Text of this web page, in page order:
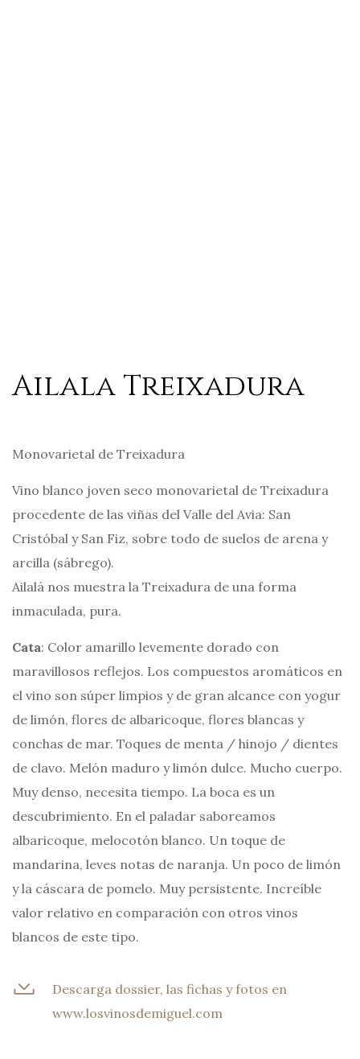
Ailala Treixadura
Monovarietal de Treixadura
Vino blanco joven seco monovarietal de Treixadura
procedente de las viñas del Valle del Avia: San
Cristóbal y San Fiz, sobre todo de suelos de arena y
arcilla (sábrego).
Ailalá nos muestra la Treixadura de una forma
inmaculada, pura.
Cata: Color amarillo levemente dorado con
maravillosos reflejos. Los compuestos aromáticos en
el vino son súper limpios y de gran alcance con yogur
de limón, flores de albaricoque, flores blancas y
conchas de mar. Toques de menta / hinojo / dientes
de clavo. Melón maduro y limón dulce. Mucho cuerpo.
Muy denso, necesita tiempo. La boca es un
descubrimiento. En el paladar saboreamos
albaricoque, melocotón blanco. Un toque de
mandarina, leves notas de naranja. Un poco de limón
y la cáscara de pomelo. Muy persistente. Increíble
valor relativo en comparación con otros vinos
blancos de este tipo.
Descarga dossier, las fichas y fotos en
www.losvinosdemiguel.com